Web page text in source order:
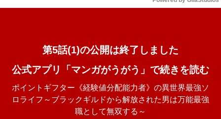
第5話(1)の公開は終了しました
公式アプリ「マンガがうがう」で続きを読む
ポイントギフター《経験値分配能力者》の異世界最強ソ
ロライフ～ブラックギルドから解放された男は万能最強
職として無双する～